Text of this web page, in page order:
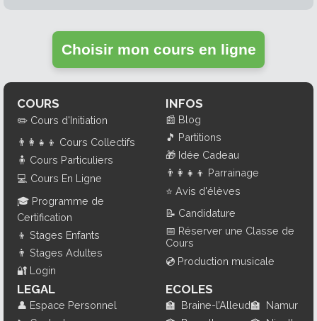
Choisir mon cours en ligne
COURS
✏️ Cours d'Initiation
👨‍👩‍👧‍👦 Cours Collectifs
🧍 Cours Particuliers
💻 Cours En Ligne
🎓 Programme de
Certification
👦 Stages Enfants
👨 Stages Adultes
🔐 Login
INFOS
📰 Blog
🎵 Partitions
🎁 Idée Cadeau
👨‍👩‍👧‍👦 Parrainage
⭐ Avis d'élèves
📝 Candidature
📅 Réserver une Classe de
Cours
💿 Production musicale
LEGAL
👤 Espace Personnel
ECOLES
🏫 Braine-l’Alleud🏫 Namur